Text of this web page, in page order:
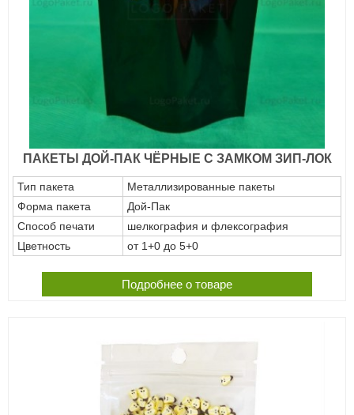
ПАКЕТЫ ДОЙ-ПАК ЧЁРНЫЕ С ЗАМКОМ ЗИП-ЛОК
Тип пакета
Металлизированные пакеты
Форма пакета
Дой-Пак
Способ печати
шелкография и флексография
Цветность
от 1+0 до 5+0
Подробнее о товаре